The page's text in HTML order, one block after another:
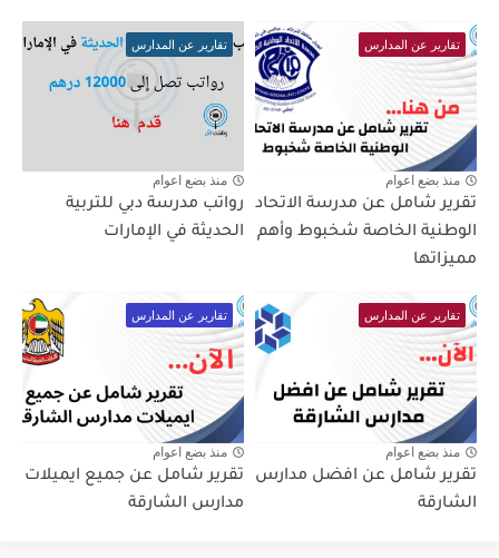
تقارير عن المدارس
منذ بضع اعوام
تقرير شامل عن مدرسة الاتحاد
الوطنية الخاصة شخبوط وأهم
مميزاتها
تقارير عن المدارس
منذ بضع اعوام
رواتب مدرسة دبي للتربية
الحديثة في الإمارات
تقارير عن المدارس
منذ بضع اعوام
تقرير شامل عن افضل مدارس
الشارقة
تقارير عن المدارس
منذ بضع اعوام
تقرير شامل عن جميع ايميلات
مدارس الشارقة